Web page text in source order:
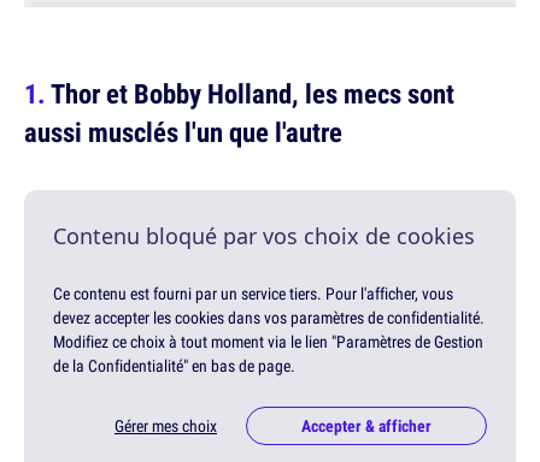
Thor et Bobby Holland, les mecs sont
aussi musclés l'un que l'autre
Contenu bloqué par vos choix de cookies
Ce contenu est fourni par un service tiers. Pour l'afficher, vous
devez accepter les cookies dans vos paramètres de confidentialité.
Modifiez ce choix à tout moment via le lien "Paramètres de Gestion
de la Confidentialité" en bas de page.
Gérer mes choix Accepter & afficher